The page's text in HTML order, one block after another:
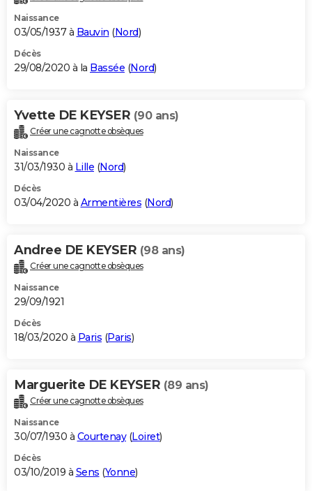
Naissance
03/05/1937 à Bauvin (Nord)
Décès
29/08/2020 à la Bassée (Nord)
Yvette DE KEYSER (90 ans)
Créer une cagnotte obsèques
Naissance
31/03/1930 à Lille (Nord)
Décès
03/04/2020 à Armentières (Nord)
Andree DE KEYSER (98 ans)
Créer une cagnotte obsèques
Naissance
29/09/1921
Décès
18/03/2020 à Paris (Paris)
Marguerite DE KEYSER (89 ans)
Créer une cagnotte obsèques
Naissance
30/07/1930 à Courtenay(Loiret)
Décès
03/10/2019 à Sens (Yonne)